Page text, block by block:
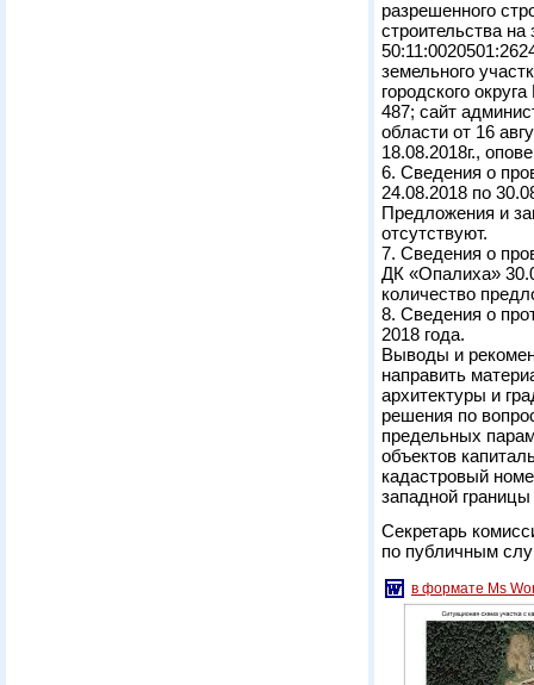
разрешенного
строительства
земельного
городского
487; сайт
области от 16
18.08.2018г.,
6. Сведения о
24.08.2018 по
Предложения и
отсутствуют.
7. Сведения о
ДК «Опалиха»
количество
8. Сведения о
2018 года.
Выводы и
направить
архитектуры и
решения по
предельных
объектов
кадастровый
западной
Секретарь
по
в формате Ms